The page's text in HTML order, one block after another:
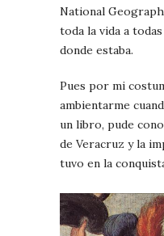
National
toda la vida a
donde estaba.
Pues por mi
ambientarme
un libro, pude
de Veracruz y la
tuvo en la